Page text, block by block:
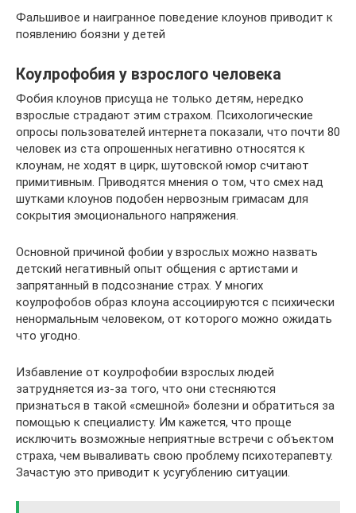
Фальшивое и наигранное поведение клоунов приводит к
появлению боязни у детей
Коулрофобия у взрослого человека
Фобия клоунов присуща не только детям, нередко
взрослые страдают этим страхом. Психологические
опросы пользователей интернета показали, что почти 80
человек из ста опрошенных негативно относятся к
клоунам, не ходят в цирк, шутовской юмор считают
примитивным. Приводятся мнения о том, что смех над
шутками клоунов подобен нервозным гримасам для
сокрытия эмоционального напряжения.
Основной причиной фобии у взрослых можно назвать
детский негативный опыт общения с артистами и
запрятанный в подсознание страх. У многих
коулрофобов образ клоуна ассоциируются с психически
ненормальным человеком, от которого можно ожидать
что угодно.
Избавление от коулрофобии взрослых людей
затрудняется из-за того, что они стесняются
признаться в такой «смешной» болезни и обратиться за
помощью к специалисту. Им кажется, что проще
исключить возможные неприятные встречи с объектом
страха, чем вываливать свою проблему психотерапевту.
Зачастую это приводит к усугублению ситуации.